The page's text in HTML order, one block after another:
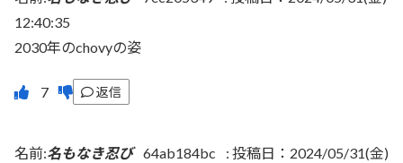
12:40:35
2030年のchovyの姿
返信
名前:名もなき忍び 64ab184bc : 投稿日：2024/05/31(金)